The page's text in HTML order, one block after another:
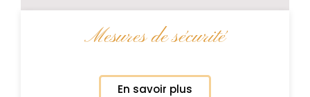
Mesures de sécurité
En savoir plus